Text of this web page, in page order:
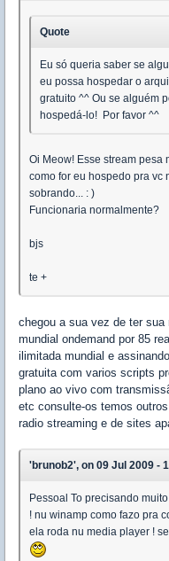
Quote
Eu só queria saber se
eu possa hospedar o
gratuito ^^ Ou se alguém
hospedá-lo! Por favor ^^
Oi Meow! Esse stream
como for eu hospedo pra vc
sobrando... : )
Funcionaria normalmente?
bjs
te +
chegou a sua vez de ter sua
mundial ondemand por 85
ilimitada mundial e
gratuita com varios scripts
plano ao vivo com
etc consulte-os temos
radio streaming e de sites
'brunob2', on 09 Jul 2009 -
Pessoal To precisando
! nu winamp como fazo pra
ela roda nu media player !